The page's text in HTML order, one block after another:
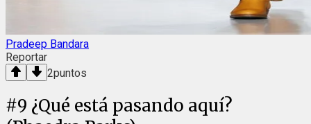
Pradeep Bandara
Reportar
2puntos
#9 ¿Qué está pasando aquí?